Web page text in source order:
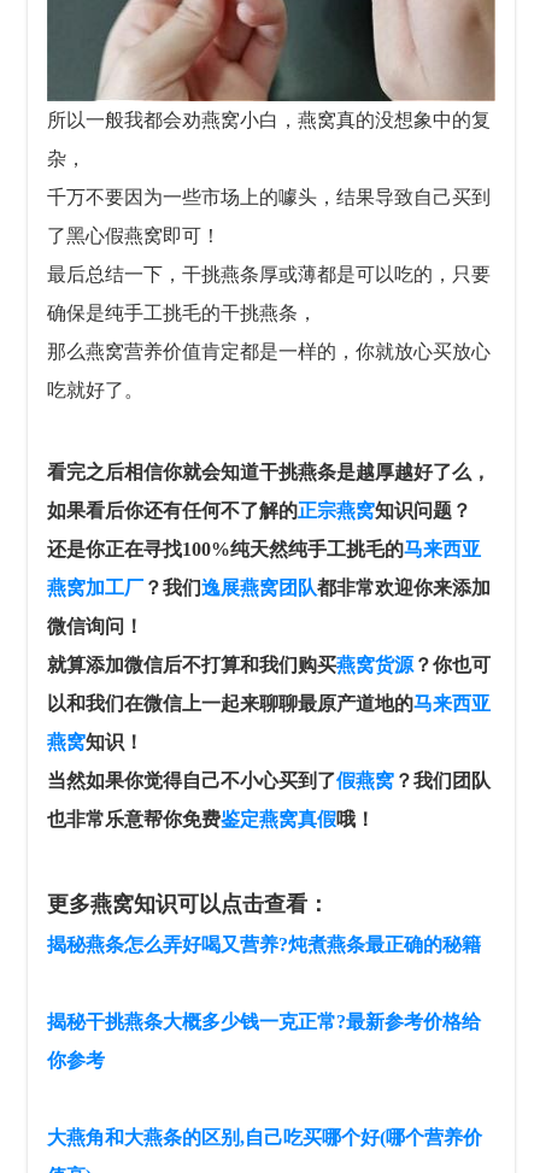
所以一般我都会劝燕窝小白，燕窝真的没想象中的复
杂，
千万不要因为一些市场上的噱头，结果导致自己买到
了黑心假燕窝即可！
最后总结一下，干挑燕条厚或薄都是可以吃的，只要
确保是纯手工挑毛的干挑燕条，
那么燕窝营养价值肯定都是一样的，你就放心买放心
吃就好了。
看完之后相信你就会知道干挑燕条是越厚越好了么，
如果看后你还有任何不了解的正宗燕窝知识问题？
还是你正在寻找100%纯天然纯手工挑毛的马来西亚
燕窝加工厂 ？我们逸展燕窝团队都非常欢迎你来添加
微信询问！
就算添加微信后不打算和我们购买燕窝货源 ？你也可
以和我们在微信上一起来聊聊最原产道地的马来西亚
燕窝知识！
当然如果你觉得自己不小心买到了假燕窝 ？我们团队
也非常乐意帮你免费鉴定燕窝真假哦！
更多燕窝知识可以点击查看：
揭秘燕条怎么弄好喝又营养?炖煮燕条最正确的秘籍
揭秘干挑燕条大概多少钱一克正常?最新参考价格给
你参考
大燕角和大燕条的区别,自己吃买哪个好(哪个营养价